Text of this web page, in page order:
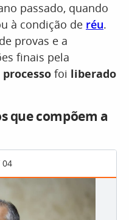
passado, quando
à condição de réu.
provas e a
finais pela
processo foi liberado
que compõem a